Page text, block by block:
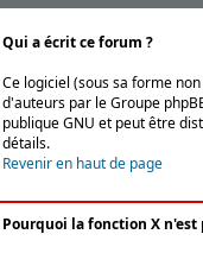
Qui a écrit ce forum ?
Ce logiciel (sous sa forme
d'auteurs par leGroupe
publique GNU et peut être
détails.
Revenir en haut de page
Pourquoi la fonction X n'est